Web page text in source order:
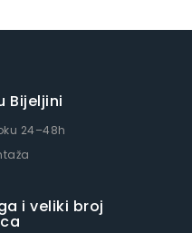
Bijeljini
24–48h
i veliki broj